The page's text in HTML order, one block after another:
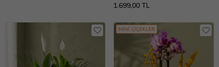
1.699,00 TL
MİNİ ÇİÇEKLER